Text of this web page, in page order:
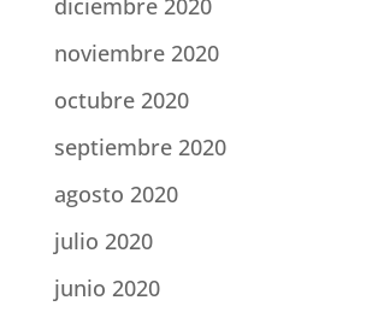
diciembre 2020
noviembre 2020
octubre 2020
septiembre 2020
agosto 2020
julio 2020
junio 2020